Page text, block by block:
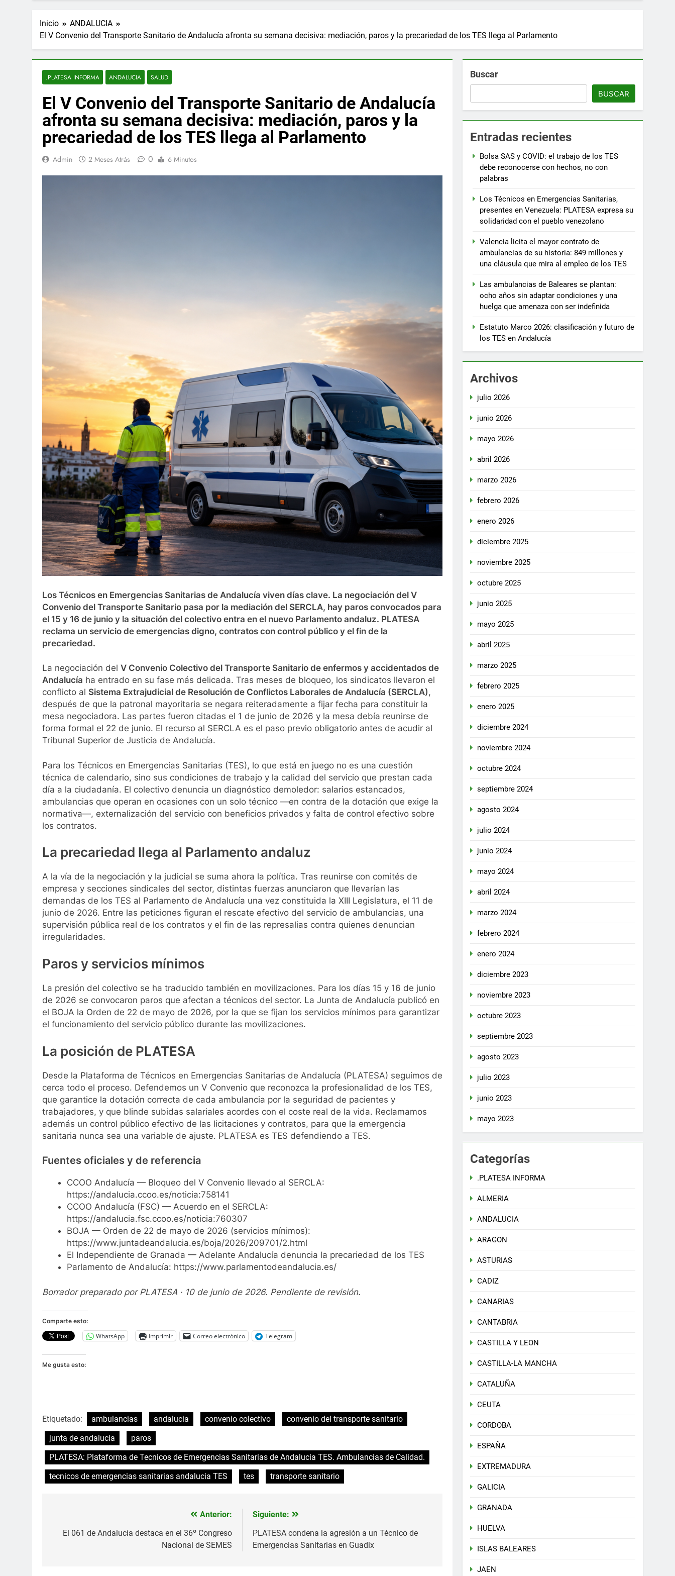
Inicio
ANDALUCIA
El V Convenio del Transporte Sanitario de Andalucía afronta su semana decisiva: mediación, paros y la precariedad de los TES llega al Parlamento
.PLATESA INFORMA ANDALUCIA SALUD
El V Convenio del Transporte Sanitario de Andalucía
afronta su semana decisiva: mediación, paros y la
precariedad de los TES llega al Parlamento
Admin 2 Meses Atrás 0 6 Minutos
Los Técnicos en Emergencias Sanitarias de Andalucía viven días clave. La negociación del V
Convenio del Transporte Sanitario pasa por la mediación del SERCLA, hay paros convocados para
el 15 y 16 de junio y la situación del colectivo entra en el nuevo Parlamento andaluz. PLATESA
reclama un servicio de emergencias digno, contratos con control público y el fin de la
precariedad.
La negociación del V Convenio Colectivo del Transporte Sanitario de enfermos y accidentados de
Andalucía ha entrado en su fase más delicada. Tras meses de bloqueo, los sindicatos llevaron el
conflicto al Sistema Extrajudicial de Resolución de Conflictos Laborales de Andalucía (SERCLA),
después de que la patronal mayoritaria se negara reiteradamente a fijar fecha para constituir la
mesa negociadora. Las partes fueron citadas el 1 de junio de 2026 y la mesa debía reunirse de
forma formal el 22 de junio. El recurso al SERCLA es el paso previo obligatorio antes de acudir al
Tribunal Superior de Justicia de Andalucía.
Para los Técnicos en Emergencias Sanitarias (TES), lo que está en juego no es una cuestión
técnica de calendario, sino sus condiciones de trabajo y la calidad del servicio que prestan cada
día a la ciudadanía. El colectivo denuncia un diagnóstico demoledor: salarios estancados,
ambulancias que operan en ocasiones con un solo técnico —en contra de la dotación que exige la
normativa—, externalización del servicio con beneficios privados y falta de control efectivo sobre
los contratos.
La precariedad llega al Parlamento andaluz
A la vía de la negociación y la judicial se suma ahora la política. Tras reunirse con comités de
empresa y secciones sindicales del sector, distintas fuerzas anunciaron que llevarían las
demandas de los TES al Parlamento de Andalucía una vez constituida la XIII Legislatura, el 11 de
junio de 2026. Entre las peticiones figuran el rescate efectivo del servicio de ambulancias, una
supervisión pública real de los contratos y el fin de las represalias contra quienes denuncian
irregularidades.
Paros y servicios mínimos
La presión del colectivo se ha traducido también en movilizaciones. Para los días 15 y 16 de junio
de 2026 se convocaron paros que afectan a técnicos del sector. La Junta de Andalucía publicó en
el BOJA la Orden de 22 de mayo de 2026, por la que se fijan los servicios mínimos para garantizar
el funcionamiento del servicio público durante las movilizaciones.
La posición de PLATESA
Desde la Plataforma de Técnicos en Emergencias Sanitarias de Andalucía (PLATESA) seguimos de
cerca todo el proceso. Defendemos un V Convenio que reconozca la profesionalidad de los TES,
que garantice la dotación correcta de cada ambulancia por la seguridad de pacientes y
trabajadores, y que blinde subidas salariales acordes con el coste real de la vida. Reclamamos
además un control público efectivo de las licitaciones y contratos, para que la emergencia
sanitaria nunca sea una variable de ajuste. PLATESA es TES defendiendo a TES.
Fuentes oficiales y de referencia
CCOO Andalucía — Bloqueo del V Convenio llevado al SERCLA:
https://andalucia.ccoo.es/noticia:758141
CCOO Andalucía (FSC) — Acuerdo en el SERCLA:
https://andalucia.fsc.ccoo.es/noticia:760307
BOJA — Orden de 22 de mayo de 2026 (servicios mínimos):
https://www.juntadeandalucia.es/boja/2026/209701/2.html
El Independiente de Granada — Adelante Andalucía denuncia la precariedad de los TES
Parlamento de Andalucía: https://www.parlamentodeandalucia.es/
Borrador preparado por PLATESA · 10 de junio de 2026. Pendiente de revisión.
Comparte esto:
WhatsApp Imprimir Correo electrónico Telegram
Me gusta esto:
Etiquetado: ambulancias andalucia convenio colectivo
convenio del transporte sanitario
junta de andalucia
paros
PLATESA: Plataforma de Tecnicos de Emergencias Sanitarias de Andalucia TES. Ambulancias de Calidad.
tecnicos de emergencias sanitarias andalucia TES
tes transporte sanitario
de
Anterior:
El 061 de Andalucía destaca en el 36º Congreso
Nacional de SEMES
Siguiente:
PLATESA condena la agresión a un Técnico de
Emergencias Sanitarias en Guadix
Buscar
BUSCAR
Entradas recientes
Bolsa SAS y COVID: el trabajo de los TES
debe reconocerse con hechos, no con
palabras
Los Técnicos en Emergencias Sanitarias,
presentes en Venezuela: PLATESA expresa su
solidaridad con el pueblo venezolano
Valencia licita el mayor contrato de
ambulancias de su historia: 849 millones y
una cláusula que mira al empleo de los TES
Las ambulancias de Baleares se plantan:
ocho años sin adaptar condiciones y una
huelga que amenaza con ser indefinida
Estatuto Marco 2026: clasificación y futuro de
los TES en Andalucía
Archivos
julio 2026
junio 2026
mayo 2026
abril 2026
marzo 2026
febrero 2026
enero 2026
diciembre 2025
noviembre 2025
octubre 2025
junio 2025
mayo 2025
abril 2025
marzo 2025
febrero 2025
enero 2025
diciembre 2024
noviembre 2024
octubre 2024
septiembre 2024
agosto 2024
julio 2024
junio 2024
mayo 2024
abril 2024
marzo 2024
febrero 2024
enero 2024
diciembre 2023
noviembre 2023
octubre 2023
septiembre 2023
agosto 2023
julio 2023
junio 2023
mayo 2023
Categorías
.PLATESA INFORMA
ALMERIA
ANDALUCIA
ARAGON
ASTURIAS
CADIZ
CANARIAS
CANTABRIA
CASTILLA Y LEON
CASTILLA-LA MANCHA
CATALUÑA
CEUTA
CORDOBA
ESPAÑA
EXTREMADURA
GALICIA
GRANADA
HUELVA
ISLAS BALEARES
JAEN